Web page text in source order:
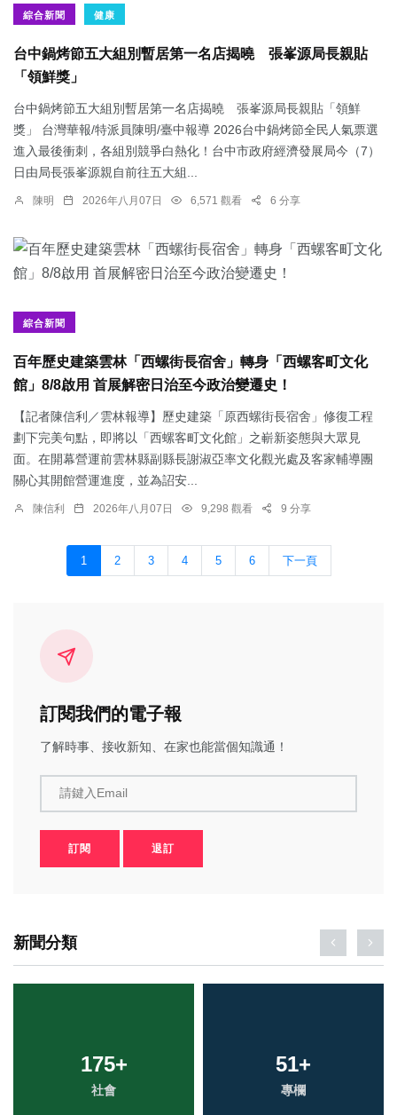
綜合新聞 健康
台中鍋烤節五大組別暫居第一名店揭曉 張峯源局長親貼
「領鮮獎」
台中鍋烤節五大組別暫居第一名店揭曉 張峯源局長親貼「領鮮
獎」 台灣華報/特派員陳明/臺中報導 2026台中鍋烤節全民人氣票選
進入最後衝刺，各組別競爭白熱化！台中市政府經濟發展局今（7）
日由局長張峯源親自前往五大組...
陳明 2026年八月07日 6,571 觀看 6 分享
綜合新聞
百年歷史建築雲林「西螺街長宿舍」轉身「西螺客町文化
館」8/8啟用 首展解密日治至今政治變遷史！
【記者陳信利／雲林報導】歷史建築「原西螺街長宿舍」修復工程
劃下完美句點，即將以「西螺客町文化館」之嶄新姿態與大眾見
面。在開幕營運前雲林縣副縣長謝淑亞率文化觀光處及客家輔導團
關心其開館營運進度，並為詔安...
陳信利 2026年八月07日 9,298 觀看 9 分享
1 2 3 4 5 6 下一頁
訂閱我們的電子報
了解時事、接收新知、在家也能當個知識通！
請鍵入Email
訂閱 退訂
新聞分類
175+
社會
51+
專欄